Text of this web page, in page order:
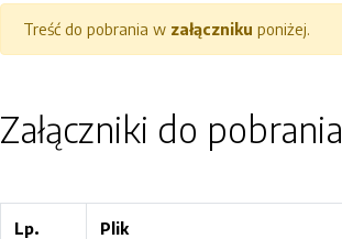
Treść do pobrania w załączniku poniżej.
Załączniki do pobrania
Lp. Plik